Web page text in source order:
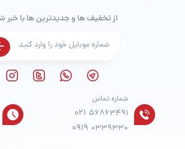
شماره تماس
021 56863491
0919 0339330
از تخفیف ها و جدیدترین ها با خبر